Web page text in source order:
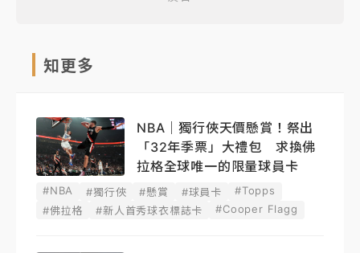
知更多
NBA｜獨行俠天價懸賞！祭出
「32年季票」大禮包 求換佛
拉格全球唯一的限量球員卡
#NBA #獨行俠 #懸賞 #球員卡
#Topps
#佛拉格
#新人首秀球衣標誌卡 #Cooper Flagg